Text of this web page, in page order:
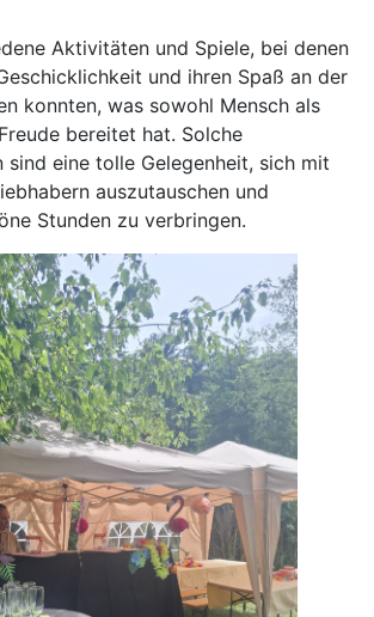
Aktivitäten und Spiele, bei denen
und ihren Spaß an der
konnten, was sowohl Mensch als
bereitet hat. Solche
sind eine tolle Gelegenheit, sich mit
auszutauschen und
Stunden zu verbringen.